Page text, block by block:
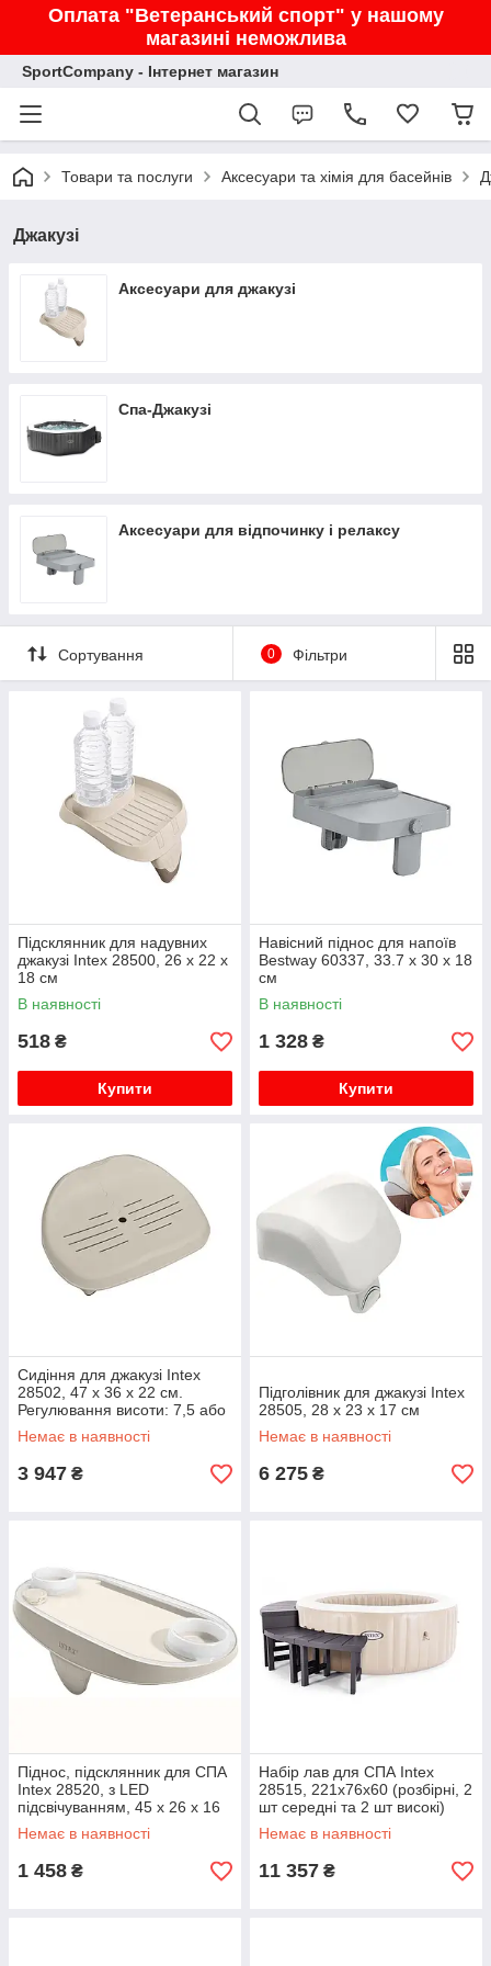
Оплата "Ветеранський спорт" у нашому
магазині неможлива
SportCompany - Інтернет магазин
Товари та послуги Аксесуари та хімія для басейнів
Джакузі
Аксесуари для джакузі
Спа-Джакузі
Аксесуари для відпочинку і релаксу
Сортування 0 Фільтри
Підсклянник для надувних
джакузі Intex 28500, 26 х 22 х
18 см
В наявності
518 ₴
Купити
Навісний піднос для напоїв
Bestway 60337, 33.7 х 30 х 18
см
В наявності
1 328 ₴
Купити
Сидіння для джакузі Intex
28502, 47 х 36 х 22 см.
Регулювання висоти: 7,5 або
15 см
Немає в наявності
3 947 ₴
Підголівник для джакузі Intex
28505, 28 х 23 х 17 см
Немає в наявності
6 275 ₴
Піднос, підсклянник для СПА
Intex 28520, з LED
підсвічуванням, 45 х 26 х 16
см
Немає в наявності
1 458 ₴
Набір лав для СПА Intex
28515, 221x76x60 (розбірні, 2
шт середні та 2 шт високі)
Немає в наявності
11 357 ₴